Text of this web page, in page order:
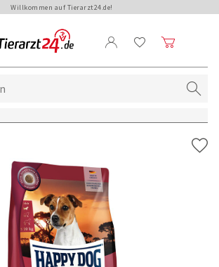
Willkommen auf Tierarzt24.de!